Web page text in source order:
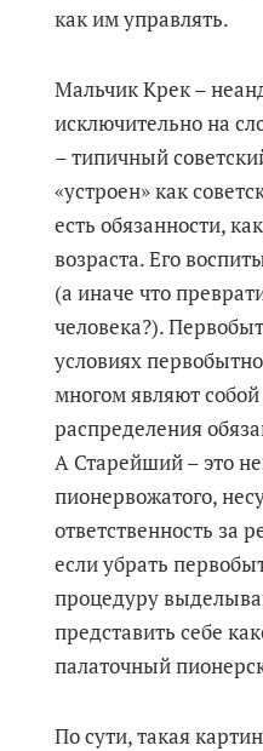
как им управлять.
Мальчик Крек –
исключительно на
– типичный
«устроен» как
есть обязанности,
возраста. Его
(а иначе что
человека?).
условиях
многом являют
распределения
А Старейший – это
пионервожатого,
ответственность за
если убрать
процедуру
представить себе
палаточный
По сути, такая